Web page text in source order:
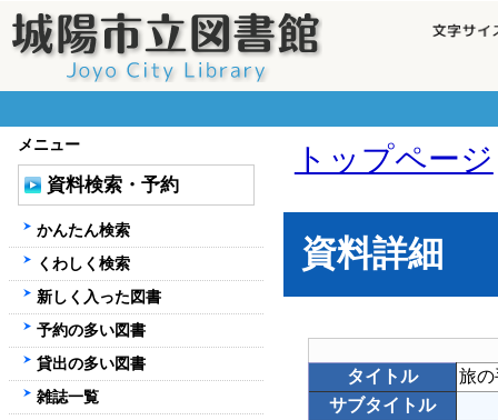
トップページ
資料詳細
タイトル
旅
サブタイトル
メニュー
資料検索・予約
かんたん検索
くわしく検索
新しく入った図書
予約の多い図書
貸出の多い図書
雑誌一覧